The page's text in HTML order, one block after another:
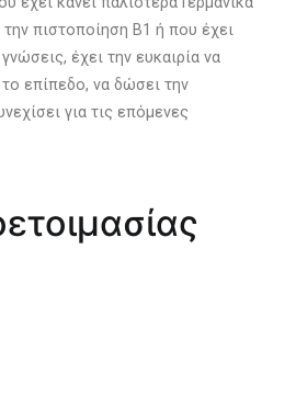
πιστοποίηση Β1 ή που έχει
έχει την ευκαιρία να
επίπεδο, να δώσει την
για τις επόμενες